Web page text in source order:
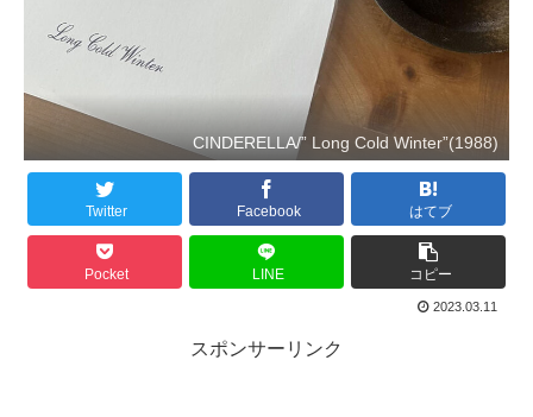
CINDERELLA/” Long Cold Winter”(1988)
Twitter Facebook はてブ
Pocket LINE コピー
2023.03.11
スポンサーリンク